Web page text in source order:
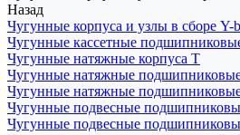
Назад
Чугунные корпуса и узлы в сборе Y-
Чугунные кассетные
Чугунные натяжные корпуса T
Чугунные натяжные
Чугунные натяжные
Чугунные подвесные
Чугунные подвесные